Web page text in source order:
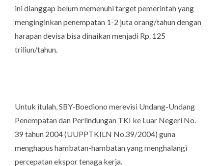
ini dianggap belum memenuhi target pemerintah yang
menginginkan penempatan 1-2 juta orang/tahun dengan
harapan devisa bisa dinaikan menjadi Rp. 125
triliun/tahun.
Untuk itulah, SBY-Boediono merevisi Undang-Undang
Penempatan dan Perlindungan TKI ke Luar Negeri No.
39 tahun 2004 (UUPPTKILN No.39/2004) guna
menghapus hambatan-hambatan yang menghalangi
percepatan ekspor tenaga kerja.